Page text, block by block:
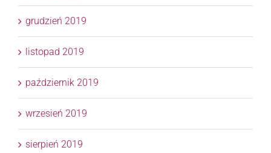
grudzień 2019
listopad 2019
październik 2019
wrzesień 2019
sierpień 2019